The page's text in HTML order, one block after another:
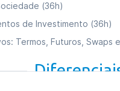
(36h)
de Investimento (36h)
Termos, Futuros, Swaps
Fundos de Investimento